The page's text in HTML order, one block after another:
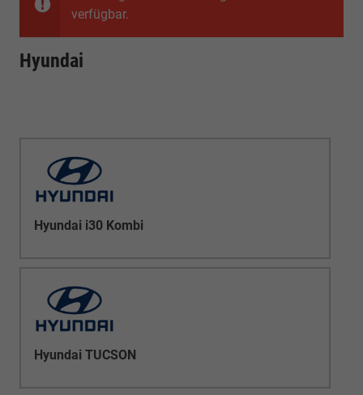
verfügbar.
Hyundai
Hyundai i30 Kombi
Hyundai TUCSON